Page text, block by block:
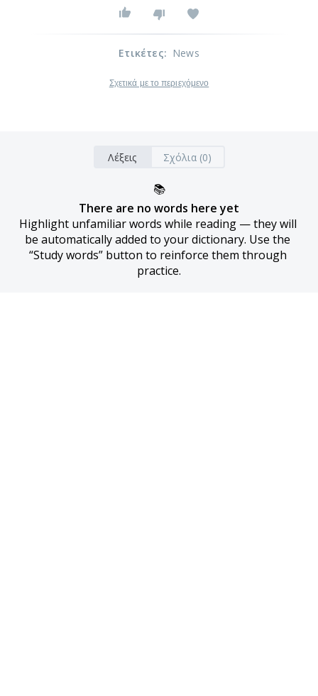
Ετικέτες: News
Σχετικά με το περιεχόμενο
Λέξεις Σχόλια (0)
📚
There are no words here yet
Highlight unfamiliar words while reading — they will
be automatically added to your dictionary. Use the
“Study words” button to reinforce them through
practice.